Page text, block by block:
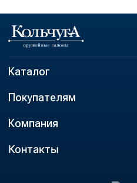
Каталог
Покупателям
Компания
Контакты